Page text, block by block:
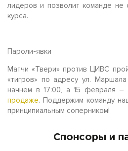
лидеров и позволит команде не
курса.
Пароли-явки
Матчи «Твери» против ЦИВС
«тигров» по адресу ул.
начнем в 17:00, а 15 февраля –
продаже. Поддержим команду
принципиальным соперником!
Спонсоры и